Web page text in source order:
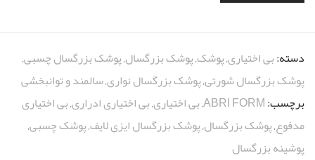
دسته:بی اختیاری,پوشک,پوشک بزرگسال,پوشک بزرگسال چسبی,
پوشک بزرگسال شورتی,پوشک بزرگسال نواری,سالمند و توانبخشی
برچسب:ABRI FORM
,بی اختیاری,بی اختیاری ادراری,بی اختیاری
مدفوع,پوشک بزرگسال,پوشک بزرگسال ایزی لایف,پوشک چسبی,
پوشینه بزرگسال